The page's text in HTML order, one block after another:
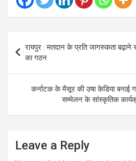
navigation
रायपुर : मतदान के प्रति जागरुकता बढ़ाने
का गठन
कर्नाटक के मैसूर की उषा केडिया बनाई
सम्मेलन के सांस्कृतिक
Leave a Reply